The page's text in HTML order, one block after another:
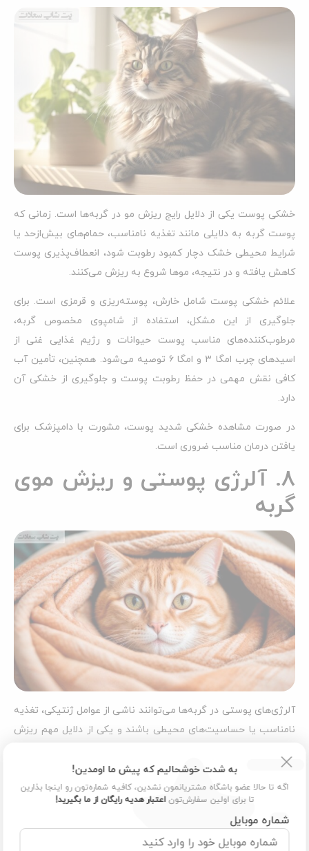
خشکی پوست یکی از دلایل رایج ریزش مو در گربه‌ها است. زمانی که
پوست گربه به دلایلی مانند تغذیه نامناسب، حمام‌های بیش‌ازحد یا
شرایط محیطی خشک دچار کمبود رطوبت شود، انعطاف‌پذیری پوست
کاهش یافته و در نتیجه، موها شروع به ریزش می‌کنند.
علائم خشکی پوست شامل خارش، پوسته‌ریزی و قرمزی است. برای
جلوگیری از این مشکل، استفاده از شامپوی مخصوص گربه،
مرطوب‌کننده‌های مناسب پوست حیوانات و رژیم غذایی غنی از
اسیدهای چرب امگا ۳ و امگا ۶ توصیه می‌شود. همچنین، تأمین آب
کافی نقش مهمی در حفظ رطوبت پوست و جلوگیری از خشکی آن
دارد.
در صورت مشاهده خشکی شدید پوست، مشورت با دامپزشک برای
یافتن درمان مناسب ضروری است.
8. آلرژی پوستی و ریزش موی
گربه
آلرژی‌های پوستی در گربه‌ها می‌توانند ناشی از عوامل ژنتیکی، تغذیه
نامناسب یا حساسیت‌های محیطی باشند و یکی از دلایل مهم ریزش
شدید و پوسته‌ریزی ظاهر شده و موجب ریزش گسترده موها
می‌شوند.
برای تشخیص دقیق و درمان مناسب، مراجعه به دامپزشک ضروری
است. یکی از مشکلات مرتبط با آلرژی که در برخی نژادهای خاص مانند
به شدت خوشحالیم که پیش ما اومدین!
اگه تا حالا عضو باشگاه مشتریانمون نشدین، کافیه شماره‌تون رو اینجا بذارین
تا برای اولین سفارش‌توناعتبار هدیه رایگان از ما بگیرید!
شماره موبایل